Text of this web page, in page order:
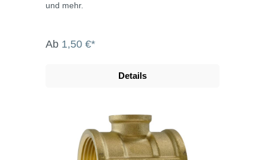
und mehr.
Ab 1,50 €*
Details